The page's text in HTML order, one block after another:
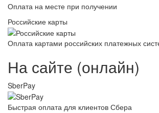
Оплата на месте при получении
Российские карты
Оплата картами российских платежных
На сайте (онлайн)
SberPay
Быстрая оплата для клиентов Сбера